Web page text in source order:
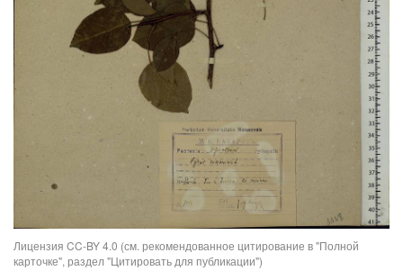
Лицензия CC-BY 4.0 (см. рекомендованное цитирование в "Полной
карточке", раздел "Цитировать для публикации")